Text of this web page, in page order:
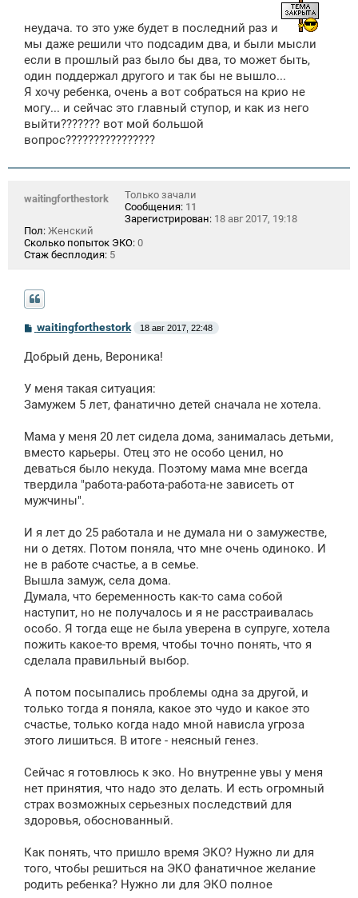
неудача. то это уже будет в последний раз и
мы даже решили что подсадим два, и были мысли
если в прошлый раз было бы два, то может быть,
один поддержал другого и так бы не вышло...
Я хочу ребенка, очень а вот собраться на крио не
могу... и сейчас это главный ступор, и как из него
выйти??????? вот мой большой
вопрос????????????????
waitingforthestork
Только зачали
Сообщения: 11
Зарегистрирован: 18 авг 2017, 19:18
Пол: Женский
Сколько попыток ЭКО: 0
Стаж бесплодия: 5
С
б
н
и
waitingforthestork 18 авг 2017, 22:48
Добрый день, Вероника!
У меня такая ситуация:
Замужем 5 лет, фанатично детей сначала не хотела.
Мама у меня 20 лет сидела дома, занималась детьми,
вместо карьеры. Отец это не особо ценил, но
деваться было некуда. Поэтому мама мне всегда
твердила "работа-работа-работа-не зависеть от
мужчины".
И я лет до 25 работала и не думала ни о замужестве,
ни о детях. Потом поняла, что мне очень одиноко. И
не в работе счастье, а в семье.
Вышла замуж, села дома.
Думала, что беременность как-то сама собой
наступит, но не получалось и я не расстраивалась
особо. Я тогда еще не была уверена в супруге, хотела
пожить какое-то время, чтобы точно понять, что я
сделала правильный выбор.
А потом посыпались проблемы одна за другой, и
только тогда я поняла, какое это чудо и какое это
счастье, только когда надо мной нависла угроза
этого лишиться. В итоге - неясный генез.
Сейчас я готовлюсь к эко. Но внутренне увы у меня
нет принятия, что надо это делать. И есть огромный
страх возможных серьезных последствий для
здоровья, обоснованный.
Как понять, что пришло время ЭКО? Нужно ли для
того, чтобы решиться на ЭКО фанатичное желание
родить ребенка? Нужно ли для ЭКО полное